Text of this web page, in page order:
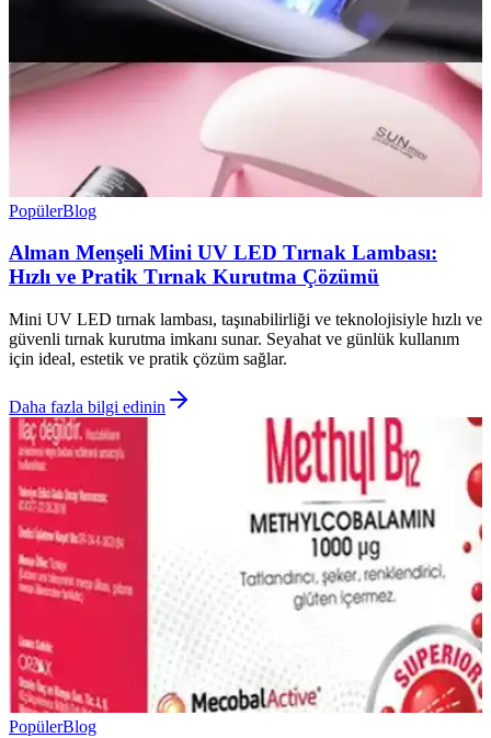
PopülerBlog
Alman Menşeli Mini UV LED Tırnak Lambası:
Hızlı ve Pratik Tırnak Kurutma Çözümü
Mini UV LED tırnak lambası, taşınabilirliği ve teknolojisiyle hızlı ve
güvenli tırnak kurutma imkanı sunar. Seyahat ve günlük kullanım
için ideal, estetik ve pratik çözüm sağlar.
Daha fazla bilgi edinin
PopülerBlog